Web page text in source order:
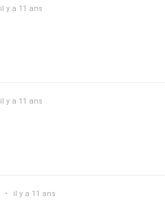
il y a 11 ans
il y a 11 ans
• il y a 11 ans